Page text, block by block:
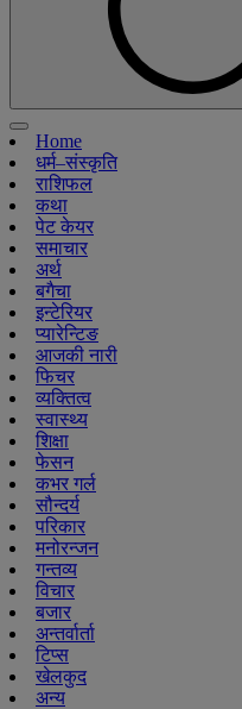
Home
धर्म–संस्कृति
राशिफल
कथा
पेट केयर
समाचार
अर्थ
बगैचा
इन्टेरियर
प्यारेन्टिङ
आजकी नारी
फिचर
व्यक्तित्व
स्वास्थ्य
शिक्षा
फेसन
कभर गर्ल
सौन्दर्य
परिकार
मनोरन्जन
गन्तव्य
विचार
बजार
अन्तर्वार्ता
टिप्स
खेलकुद
अन्य